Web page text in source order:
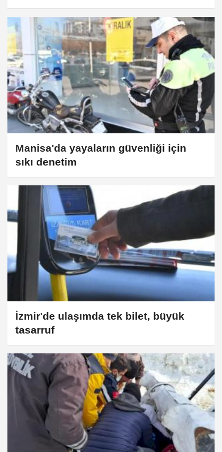
Manisa'da yayaların güvenliği için
sıkı denetim
İzmir'de ulaşımda tek bilet, büyük
tasarruf